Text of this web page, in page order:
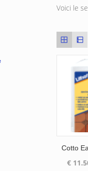
Voici le
Cotto
€